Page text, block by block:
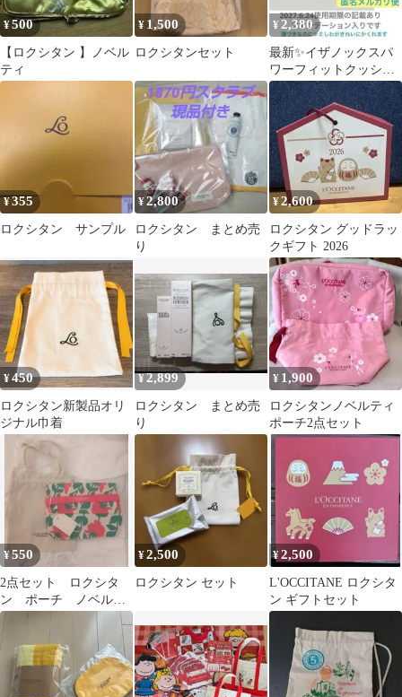
¥500
【ロクシタン 】ノベル
ティ
¥ 1,500
ロクシタンセット
¥ 2,380
最新✨イザノックスパ
ワーフィットクッショ
ンEX✨シミしわくすみ
や乾燥に✨匿名発送
¥355
ロクシタン サンプル
¥2,800
ロクシタン まとめ売
り
¥2,600
ロクシタン グッドラッ
クギフト 2026
¥450
ロクシタン新製品オリ
ジナル巾着
¥2,899
ロクシタン まとめ売
り
¥ 1,900
ロクシタンノベルティ
ポーチ2点セット
¥550
2点セット ロクシタ
ン ポーチ ノベルテ
ィ 巾着
¥2,500
ロクシタン セット
¥2,500
L'OCCITANE ロクシタ
ン ギフトセット